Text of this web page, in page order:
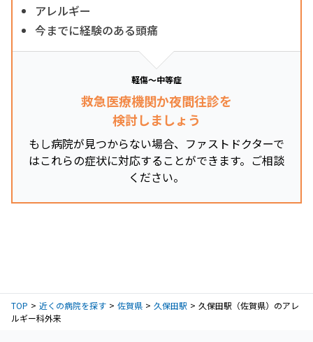
アレルギー
今までに経験のある頭痛
軽傷～中等症
救急医療機関か夜間往診を
検討しましょう
もし病院が見つからない場合、ファストドクターで
はこれらの症状に対応することができます。ご相談
ください。
TOP 近くの病院を探す 佐賀県 久保田駅
久保田駅（佐賀県）のアレ
ルギー科外来